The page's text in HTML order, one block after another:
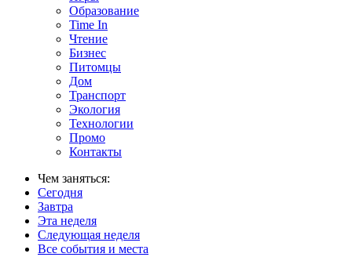
Образование
Time In
Чтение
Бизнес
Питомцы
Дом
Транспорт
Экология
Технологии
Промо
Контакты
Чем заняться:
Сегодня
Завтра
Эта неделя
Следующая неделя
Все события и места